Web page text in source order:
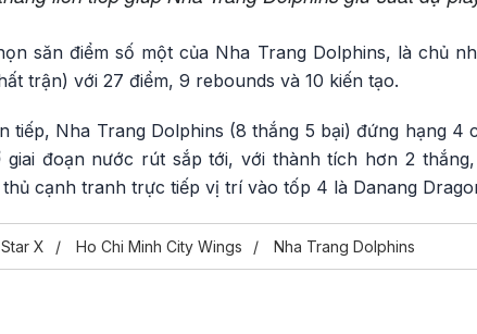
săn điểm số một của Nha Trang Dolphins, là chủ
trận) với 27 điểm, 9 rebounds và 10 kiến tạo.
tiếp, Nha Trang Dolphins (8 thắng 5 bại) đứng hạng 4
giai đoạn nước rút sắp tới, với thành tích hơn 2
cạnh tranh trực tiếp vị trí vào tốp 4 là Danang
X Ho Chi Minh City Wings Nha Trang Dolphins